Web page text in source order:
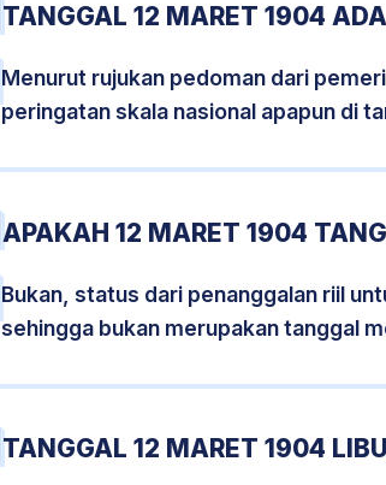
TANGGAL 12 MARET 1904
Menurut rujukan pedoman dari
peringatan skala nasional apapun di
APAKAH 12 MARET 1904
Bukan, status dari penanggalan riil
sehingga bukan merupakan tanggal
TANGGAL 12 MARET 1904